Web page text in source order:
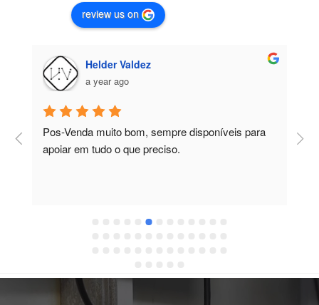
review us on
Helder Valdez
a year ago
Pos-Venda muito bom, sempre disponíveis para
apoiar em tudo o que preciso.